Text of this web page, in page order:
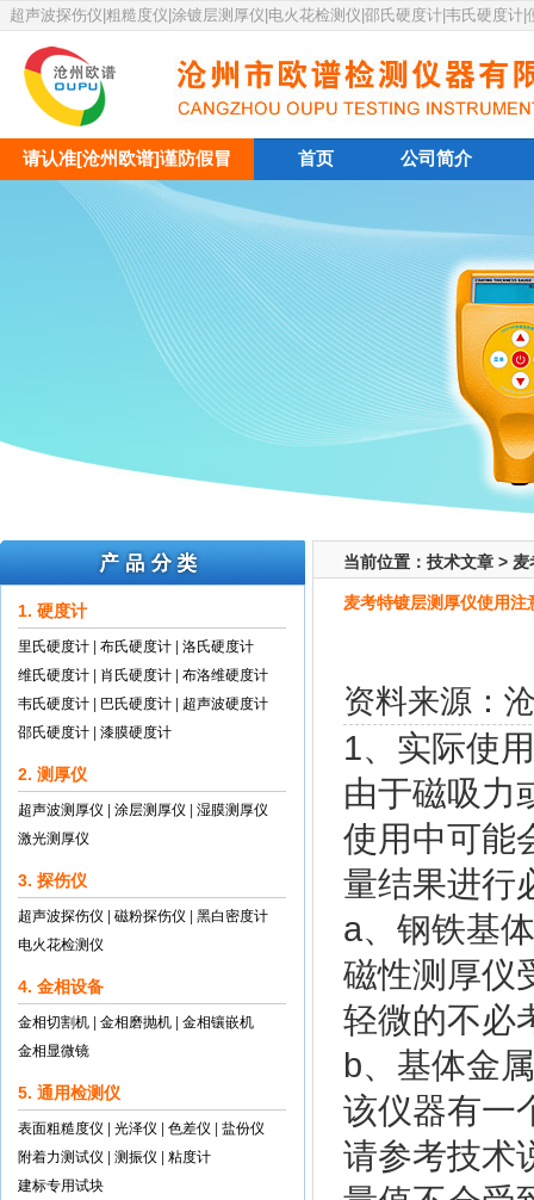
超声波探伤仪|粗糙度仪|涂镀层测厚仪|电火花检测仪|邵氏硬度计|韦氏硬度计|
请认准[沧州欧谱]谨防假冒 首页 公司简介
1. 硬度计
里氏硬度计 布氏硬度计
洛氏硬度计
维氏硬度计
肖氏硬度计
布洛维硬度计
韦氏硬度计
巴氏硬度计
超声波硬度计
邵氏硬度计
漆膜硬度计
2. 测厚仪
超声波测厚仪 涂层测厚仪
湿膜测厚仪
激光测厚仪
3. 探伤仪
超声波探伤仪 磁粉探伤仪
黑白密度计
电火花检测仪
4. 金相设备
金相切割机 金相磨抛机
金相镶嵌机
金相显微镜
5. 通用检测仪
表面粗糙度仪 光泽仪 色差仪
盐份仪
附着力测试仪
测振仪
粘度计
建标专用试块
当前位置： 技术文章 > 麦
麦考特镀层测厚仪使用注
资料来源：
1、实际使
由于磁吸力
使用中可能
量结果进行
a、钢铁基
磁性测厚仪
轻微的不必
b、基体金
该仪器有一
请参考技术